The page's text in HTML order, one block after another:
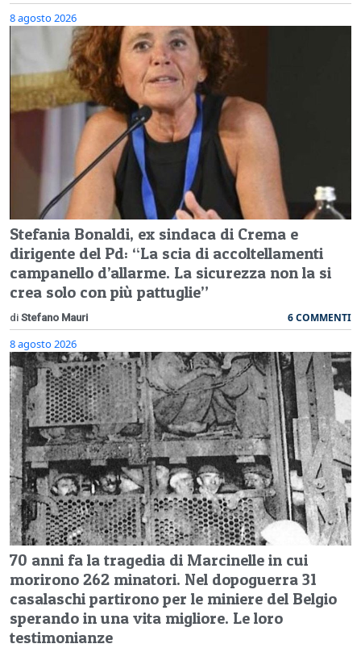
8 agosto 2026
Stefania Bonaldi, ex sindaca di Crema e
dirigente del Pd: “La scia di accoltellamenti
campanello d’allarme. La sicurezza non la si
crea solo con più pattuglie”
di Stefano Mauri 6 COMMENTI
8 agosto 2026
70 anni fa la tragedia di Marcinelle in cui
morirono 262 minatori. Nel dopoguerra 31
casalaschi partirono per le miniere del Belgio
sperando in una vita migliore. Le loro
testimonianze